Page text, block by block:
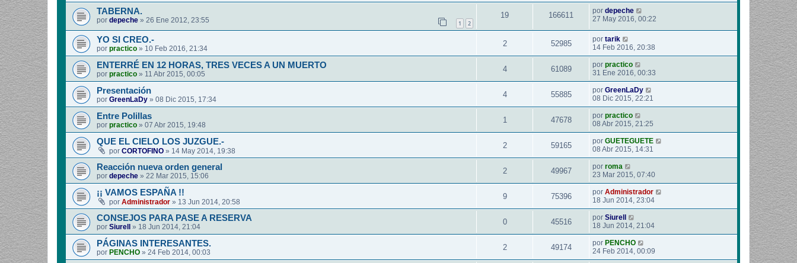
TABERNA.
por depeche » 26 Ene 2012, 23:55 1 2
19 166611 por depeche
27 May 2016, 00:22
YO SI CREO.-
por practico » 10 Feb 2016, 21:34
2 52985 por tarik
14 Feb 2016, 20:38
ENTERRÉ EN 12 HORAS, TRES VECES A UN MUERTO
por practico » 11 Abr 2015, 00:05
4 61089 por practico
31 Ene 2016, 00:33
Presentación
por GreenLaDy » 08 Dic 2015, 17:34
4 55885 por GreenLaDy
08 Dic 2015, 22:21
Entre Polillas
por practico » 07 Abr 2015, 19:48
1 47678 por practico
08 Abr 2015, 21:25
QUE EL CIELO LOS JUZGUE.-
por CORTOFINO » 14 May 2014, 19:38
2 59165 por GUETEGUETE
08 Abr 2015, 14:31
Reacción nueva orden general
por depeche » 22 Mar 2015, 15:06
2 49967 por roma
23 Mar 2015, 07:40
¡¡ VAMOS ESPAÑA !!
por Administrador » 13 Jun 2014, 20:58
9 75396 por Administrador
18 Jun 2014, 23:04
CONSEJOS PARA PASE A RESERVA
por Siurell » 18 Jun 2014, 21:04
0 45516 por Siurell
18 Jun 2014, 21:04
PÁGINAS INTERESANTES.
por PENCHO » 24 Feb 2014, 00:03
2 49174 por PENCHO
24 Feb 2014, 00:09